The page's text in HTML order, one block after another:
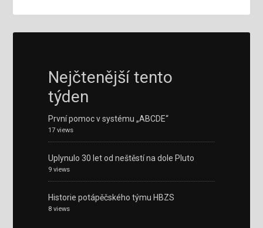
Nejčtenější tento
týden
První pomoc v systému „ABCDE“
17 views
Uplynulo 30 let od neštěstí na dole Pluto
9 views
Historie potápěčského týmu HBZS
8 views